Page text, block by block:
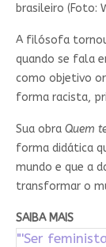
brasileiro (Foto:
A filósofa
quando se fala
como objetivo
forma racista,
Sua obraQuem
forma didática
mundo e que a
transformar o
SAIBA MAIS
"'Ser